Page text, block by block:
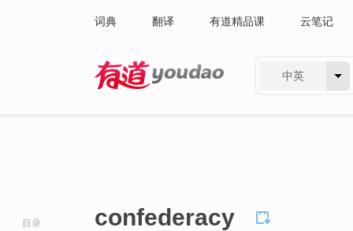
词典 翻译 有道精品课 云笔记
中英
目录 confederacy